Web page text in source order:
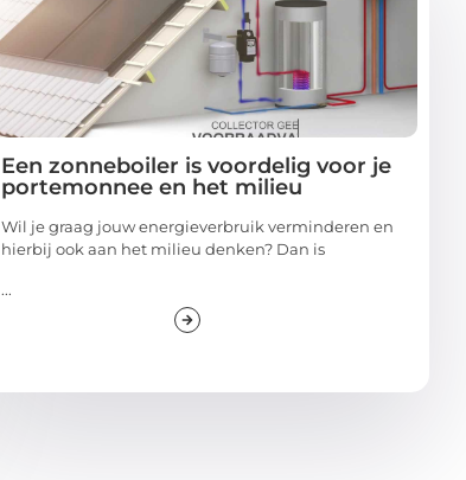
Een zonneboiler is voordelig voor je
portemonnee en het milieu
Wil je graag jouw energieverbruik verminderen en
hierbij ook aan het milieu denken? Dan is
...